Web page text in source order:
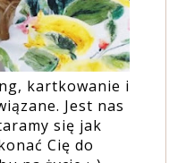
kartkowanie i
Jest nas
się jak
Cię do